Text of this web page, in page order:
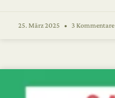
25. März 2025 3 Kommentare